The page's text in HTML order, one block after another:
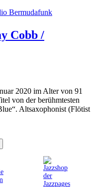
Cobb /
2020 im Alter von 91
von der berühmtesten
Altsaxophonist (Flötist